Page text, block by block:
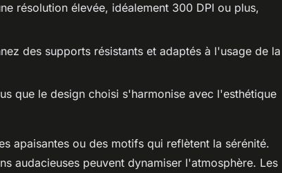
résolution élevée, idéalement 300 DPI ou plus,
des supports résistants et adaptés à l'usage de la
que le design choisi s'harmonise avec l'esthétique
apaisantes ou des motifs qui reflètent la sérénité.
audacieuses peuvent dynamiser l'atmosphère. Les